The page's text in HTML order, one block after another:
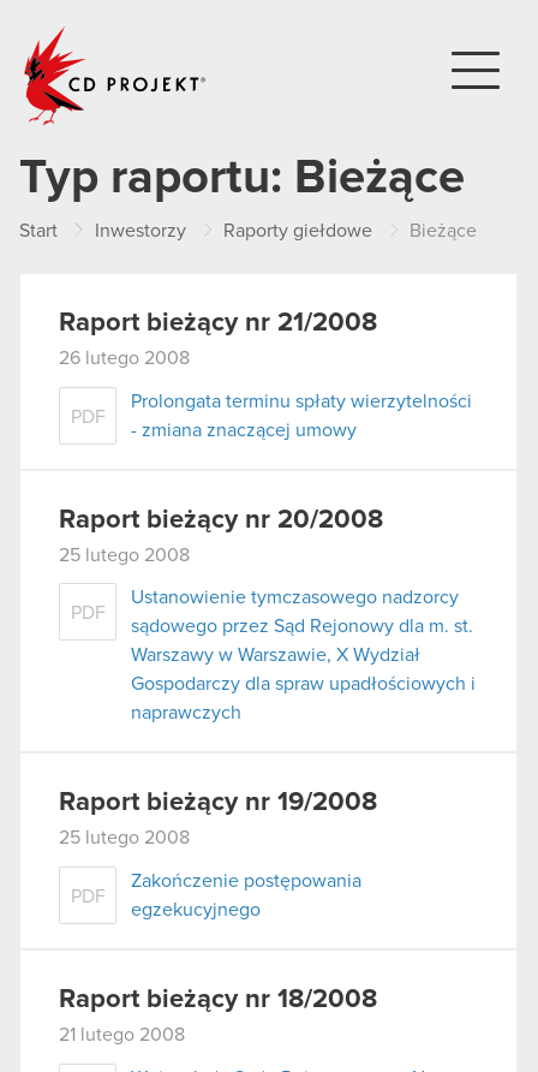
Typ raportu: Bieżące
Start Inwestorzy Raporty giełdowe Bieżące
Raport bieżący nr 21/2008
26 lutego 2008
PDF
Prolongata terminu spłaty wierzytelności
- zmiana znaczącej umowy
Raport bieżący nr 20/2008
25 lutego 2008
PDF
Ustanowienie tymczasowego nadzorcy
sądowego przez Sąd Rejonowy dla m. st.
Warszawy w Warszawie, X Wydział
Gospodarczy dla spraw upadłościowych i
naprawczych
Raport bieżący nr 19/2008
25 lutego 2008
PDF
Zakończenie postępowania
egzekucyjnego
Raport bieżący nr 18/2008
21 lutego 2008